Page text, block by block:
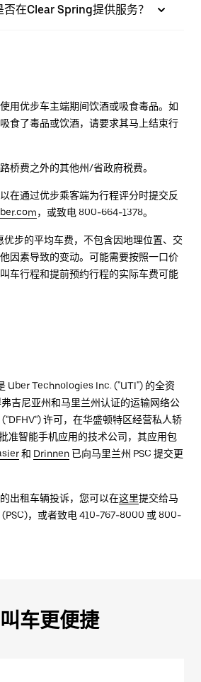
在Clear Spring提供服务？
用优步车主端期间饮酒或吸食毒品。如
食了毒品或饮酒，请要求其马上结束行
桥费之外的其他州/省政府税费。
在通过优步乘客端为行程评分时提交反
，或致电 800-664-1378。
步的平均车费，不包含因地理位置、交
因素导致的变动。可能需要按照一口价
车行程和提前预约行程的实际车费可能
Uber Technologies Inc. ("UTI") 的全资
吉尼亚州和马里兰州认证的运输网络公
许可，在华盛顿特区经营私人轿
准智能手机应用的技术公司，其应用包
和 Drinnen 已向马里兰州 PSC 提交更
出租车辆投诉，您可以在这里提交给马
，或者致电 410-767-8000 或 800-
车更便捷